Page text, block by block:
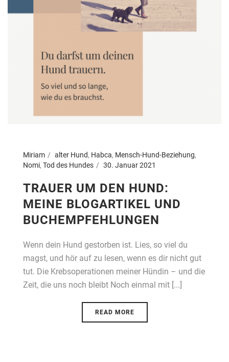
Miriam alter Hund, Habca, Mensch-Hund-Beziehung,
Nomi, Tod des Hundes 30. Januar 2021
TRAUER UM DEN HUND:
MEINE BLOGARTIKEL UND
BUCHEMPFEHLUNGEN
Wenn dein Hund gestorben ist. Lies, so viel du
magst, und hör auf zu lesen, wenn es dir nicht gut
tut. Die Krebsoperationen meiner Hündin – und die
Zeit, die uns noch bleibt Noch einmal mit [...]
READ MORE